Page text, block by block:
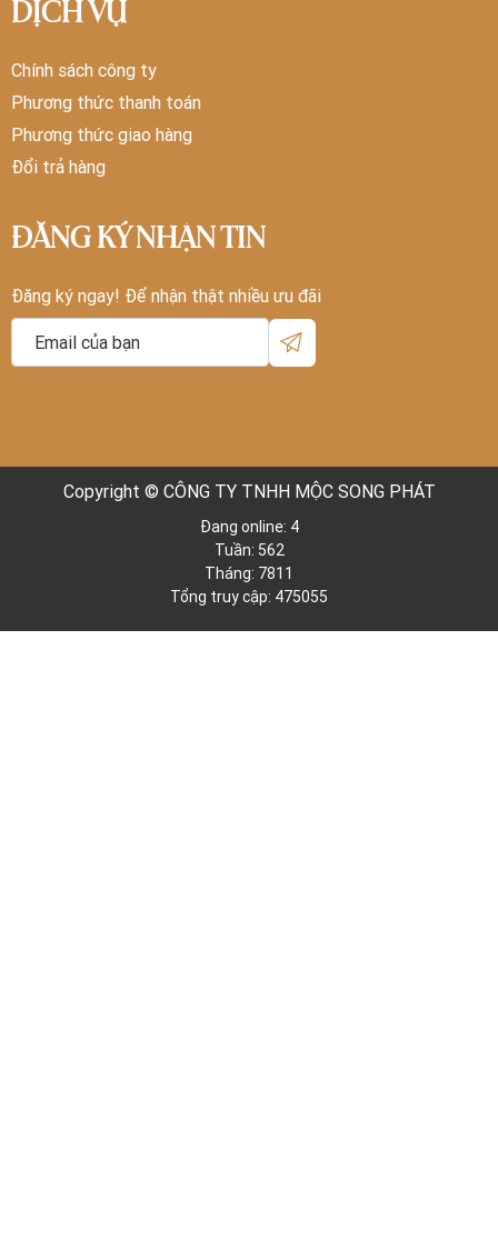
DỊCH VỤ
Chính sách công ty
Phương thức thanh toán
Phương thức giao hàng
Đổi trả hàng
ĐĂNG KÝ NHẬN TIN
Đăng ký ngay! Để nhận thật nhiều ưu đãi
Copyright © CÔNG TY TNHH MỘC SONG PHÁT
Đang online: 4
Tuần: 562
Tháng: 7811
Tổng truy cập: 475055